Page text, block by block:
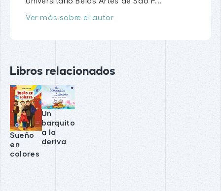
Ver más sobre el autor
Libros relacionados
Sueño
en
colores
Un
barquito
a la
deriva